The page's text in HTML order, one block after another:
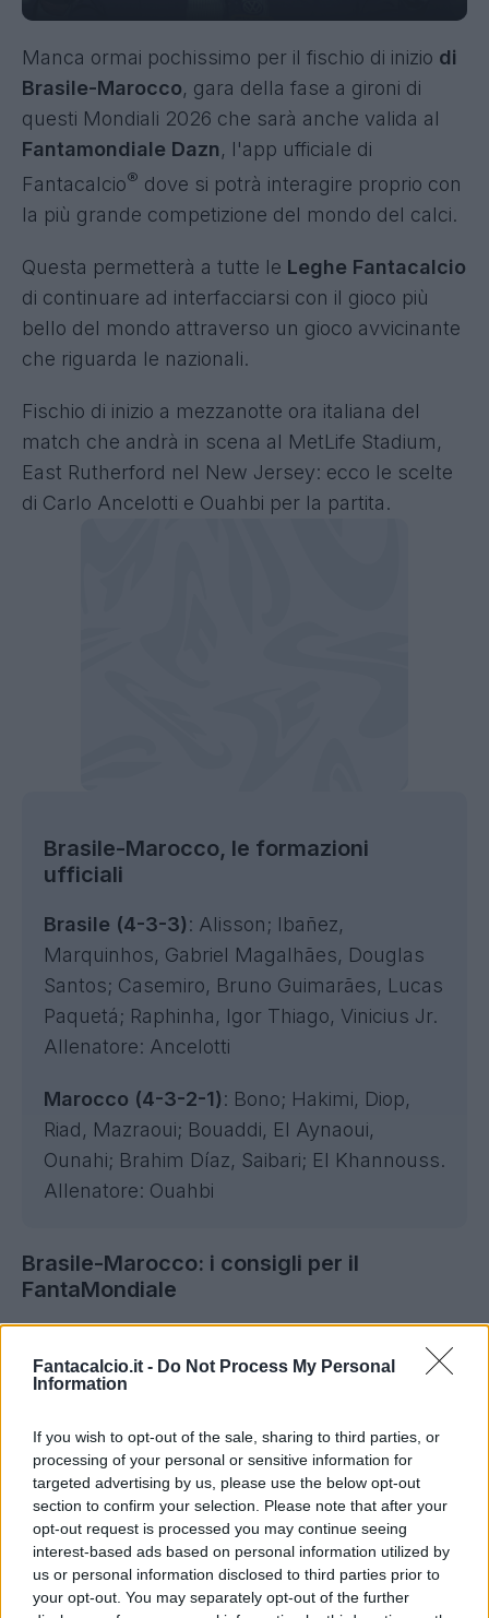
Fantacalcio.it - Do Not Process My Personal
Information
If you wish to opt-out of the sale, sharing to third parties, or
processing of your personal or sensitive information for
targeted advertising by us, please use the below opt-out
section to confirm your selection. Please note that after your
opt-out request is processed you may continue seeing
interest-based ads based on personal information utilized by
us or personal information disclosed to third parties prior to
your opt-out. You may separately opt-out of the further
Manca ormai pochissimo per il fischio di inizio di
Brasile-Marocco, gara della fase a gironi di
questi Mondiali 2026 che sarà anche valida al
Fantamondiale Dazn, l'app ufficiale di
Fantacalcio® dove si potrà interagire proprio con
la più grande competizione del mondo del calci.
Questa permetterà a tutte le Leghe Fantacalcio
di continuare ad interfacciarsi con il gioco più
bello del mondo attraverso un gioco avvicinante
che riguarda le nazionali.
Fischio di inizio a mezzanotte ora italiana del
match che andrà in scena al MetLife Stadium,
East Rutherford nel New Jersey: ecco le scelte
di Carlo Ancelotti e Ouahbi per la partita.
Brasile-Marocco, le formazioni
ufficiali
Brasile (4-3-3): Alisson; Ibañez,
Marquinhos, Gabriel Magalhães, Douglas
Santos; Casemiro, Bruno Guimarães, Lucas
Paquetá; Raphinha, Igor Thiago, Vinicius Jr.
Allenatore: Ancelotti
Marocco (4-3-2-1): Bono; Hakimi, Diop,
Riad, Mazraoui; Bouaddi, El Aynaoui,
Ounahi; Brahim Díaz, Saibari; El Khannouss.
Allenatore: Ouahbi
Brasile-Marocco: i consigli per il
FantaMondiale
allenatore sceglierà un quinto calciatore bonus
sono state le seguenti:
Emanuele Giaccherini: M. Cunha
Andrea Marinozzi: Saibari
Pierluigi Pardo: B. Guimaraes
Marco Russo: Ounahi
Federica Zille: B. Diaz